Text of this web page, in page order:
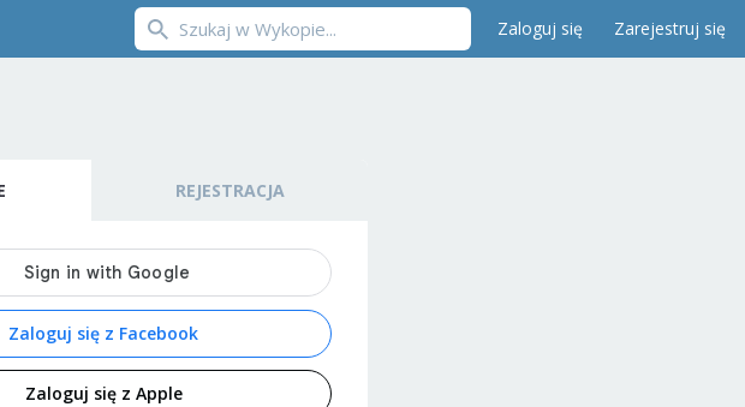
Zaloguj się Zarejestruj się
REJESTRACJA
Zaloguj się z Facebook
Zaloguj się z Apple